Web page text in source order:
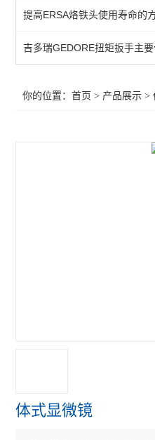
固伟数字存储示波器
工业万用表
提高ERSA烙铁头使用寿命的
吉多瑞GEDORE扭矩扳手主
你的位置：首页 > 产品展示 >
体式显微镜